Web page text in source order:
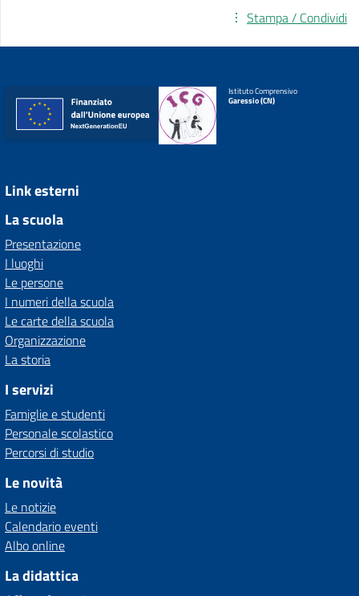
Stampa / Condividi
Istituto Comprensivo
Garessio (CN)
Link esterni
La scuola
Presentazione
I luoghi
Le persone
I numeri della scuola
Le carte della scuola
Organizzazione
La storia
I servizi
Famiglie e studenti
Personale scolastico
Percorsi di studio
Le novità
Le notizie
Calendario eventi
Albo online
La didattica